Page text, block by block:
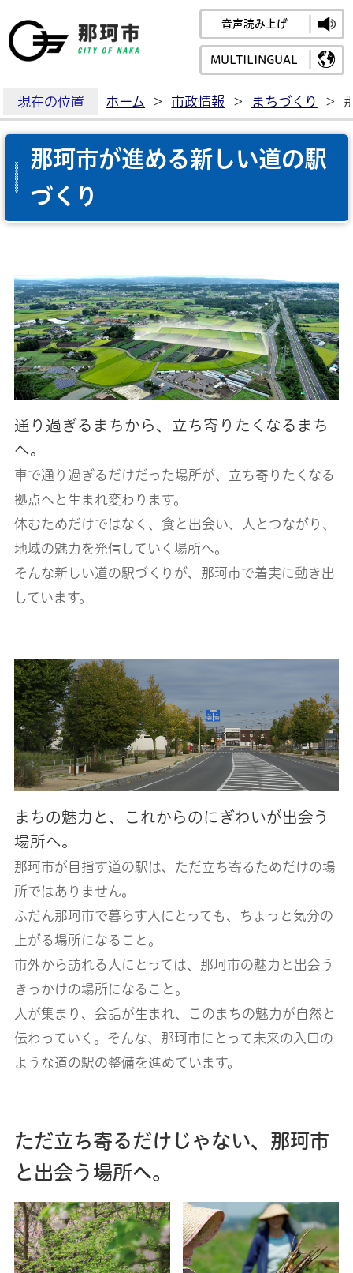
那珂市公式ホームペ
音声読み上げ
MULTILINGUAL
現在の位置 ホーム > 市政情報 > まちづくり >
那珂市が進める新しい道の駅
づくり
通り過ぎるまちから、立ち寄りたくなるまち
へ。
車で通り過ぎるだけだった場所が、立ち寄りたくなる
拠点へと生まれ変わります。
休むためだけではなく、食と出会い、人とつながり、
地域の魅力を発信していく場所へ。
そんな新しい道の駅づくりが、那珂市で着実に動き出
しています。
まちの魅力と、これからのにぎわいが出会う
場所へ。
那珂市が目指す道の駅は、ただ立ち寄るためだけの場
所ではありません。
ふだん那珂市で暮らす人にとっても、ちょっと気分の
上がる場所になること。
市外から訪れる人にとっては、那珂市の魅力と出会う
きっかけの場所になること。
人が集まり、会話が生まれ、このまちの魅力が自然と
伝わっていく。そんな、那珂市にとって未来の入口の
ような道の駅の整備を進めています。
ただ立ち寄るだけじゃない、那珂市
と出会う場所へ。